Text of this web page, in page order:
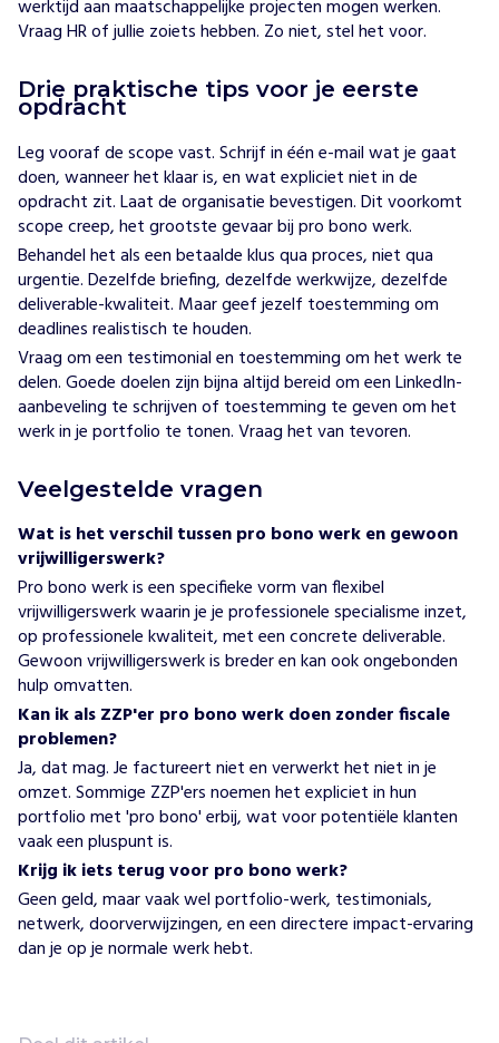
werktijd aan maatschappelijke projecten mogen werken.
Vraag HR of jullie zoiets hebben. Zo niet, stel het voor.
Drie praktische tips voor je eerste
opdracht
Leg vooraf de scope vast. Schrijf in één e-mail wat je gaat
doen, wanneer het klaar is, en wat expliciet niet in de
opdracht zit. Laat de organisatie bevestigen. Dit voorkomt
scope creep, het grootste gevaar bij pro bono werk.
Behandel het als een betaalde klus qua proces, niet qua
urgentie. Dezelfde briefing, dezelfde werkwijze, dezelfde
deliverable-kwaliteit. Maar geef jezelf toestemming om
deadlines realistisch te houden.
Vraag om een testimonial en toestemming om het werk te
delen.Goede doelen zijn bijna altijd bereid om een LinkedIn-
aanbeveling te schrijven of toestemming te geven om het
werk in je portfolio te tonen. Vraag het van tevoren.
Veelgestelde vragen
Wat is het verschil tussen pro bono werk en gewoon
vrijwilligerswerk?
Pro bono werk is een specifieke vorm vanflexibel
vrijwilligerswerkwaarin je je professionele specialisme inzet,
op professionele kwaliteit, met een concrete deliverable.
Gewoon vrijwilligerswerk is breder en kan ook ongebonden
hulp omvatten.
Kan ik als ZZP'er pro bono werk doen zonder fiscale
problemen?
Ja, dat mag. Je factureert niet en verwerkt het niet in je
omzet. Sommige ZZP'ers noemen het expliciet in hun
portfolio met 'pro bono' erbij, wat voor potentiële klanten
vaak een pluspunt is.
Krijg ik iets terug voor pro bono werk?
Geen geld, maar vaak wel portfolio-werk, testimonials,
netwerk, doorverwijzingen, en een directere impact-ervaring
dan je op je normale werk hebt.